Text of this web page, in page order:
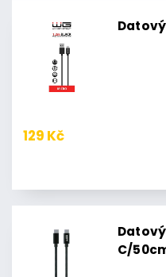
129 Kč
C/